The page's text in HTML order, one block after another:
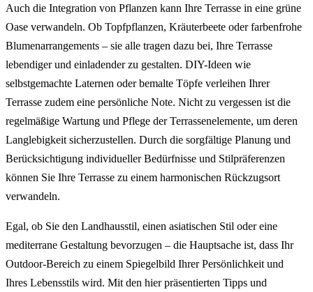
Auch die Integration von Pflanzen kann Ihre Terrasse in eine grüne
Oase verwandeln. Ob Topfpflanzen, Kräuterbeete oder farbenfrohe
Blumenarrangements – sie alle tragen dazu bei, Ihre Terrasse
lebendiger und einladender zu gestalten. DIY-Ideen wie
selbstgemachte Laternen oder bemalte Töpfe verleihen Ihrer
Terrasse zudem eine persönliche Note. Nicht zu vergessen ist die
regelmäßige Wartung und Pflege der Terrassenelemente, um deren
Langlebigkeit sicherzustellen. Durch die sorgfältige Planung und
Berücksichtigung individueller Bedürfnisse und Stilpräferenzen
können Sie Ihre Terrasse zu einem harmonischen Rückzugsort
verwandeln.
Egal, ob Sie den Landhausstil, einen asiatischen Stil oder eine
mediterrane Gestaltung bevorzugen – die Hauptsache ist, dass Ihr
Outdoor-Bereich zu einem Spiegelbild Ihrer Persönlichkeit und
Ihres Lebensstils wird. Mit den hier präsentierten Tipps und